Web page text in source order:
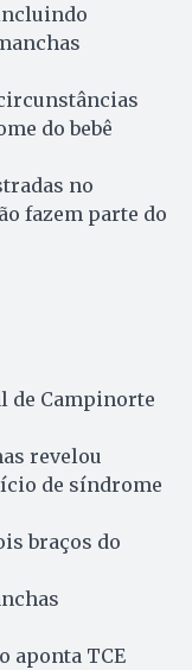
do bebê
no
fazem parte do
de Campinorte
revelou
de síndrome
braços do
aponta TCE